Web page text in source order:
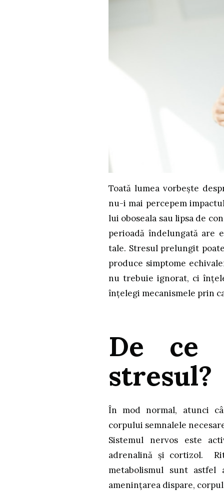
Toată lumea vorbește
nu-i mai percepem
lui oboseala sau lipsa de
perioadă îndelungată are
tale. Stresul prelungit
produce simptome
nu trebuie ignorat, ci
înțelegi mecanismele prin
De ce
stresul?
În mod normal, atunci
corpului semnalele
Sistemul nervos este
adrenalină și cortizol.
metabolismul sunt astfel
amenințarea dispare,